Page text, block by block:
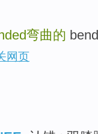
弯曲的
网页